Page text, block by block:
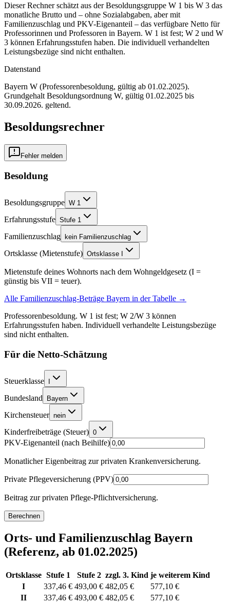
Dieser Rechner schätzt aus der Besoldungsgruppe W 1 bis W 3 das
monatliche Brutto und – ohne Sozialabgaben, aber mit
Familienzuschlag und PKV-Eigenanteil – das verfügbare Netto für
Professorinnen und Professoren in Bayern. W 1 ist fest; W 2 und W
3 können Erfahrungsstufen haben. Die individuell verhandelten
Leistungsbezüge sind nicht enthalten.
Datenstand
Bayern W (Professorenbesoldung, gültig ab 01.02.2025).
Grundgehalt Besoldungsordnung W, gültig 01.02.2025 bis
30.09.2026. geltend.
Besoldungsrechner
Fehler melden
Besoldung
Besoldungsgruppe W 1
Erfahrungsstufe Stufe 1
Familienzuschlag kein Familienzuschlag
Ortsklasse (Mietenstufe) Ortsklasse I
Mietenstufe deines Wohnorts nach dem Wohngeldgesetz (I =
günstig bis VII = teuer).
Alle Familienzuschlag-Beträge Bayern in der Tabelle →
Professorenbesoldung. W 1 ist fest; W 2/W 3 können
Erfahrungsstufen haben. Individuell verhandelte Leistungsbezüge
sind nicht enthalten.
Für die Netto-Schätzung
Steuerklasse I
Bundesland Bayern
Kirchensteuer nein
Kinderfreibeträge (Steuer) 0
PKV-Eigenanteil (nach Beihilfe)
Monatlicher Eigenbeitrag zur privaten Krankenversicherung.
Private Pflegeversicherung (PPV)
Beitrag zur privaten Pflege-Pflichtversicherung.
Berechnen
Orts- und Familienzuschlag Bayern
(Referenz, ab 01.02.2025)
Ortsklasse Stufe 1 Stufe 2 zzgl. 3. Kind je weiterem Kind
I
337,46 € 493,00 € 482,05 €
577,10 €
II
337,46 € 493,00 € 482,05 € 577,10 €